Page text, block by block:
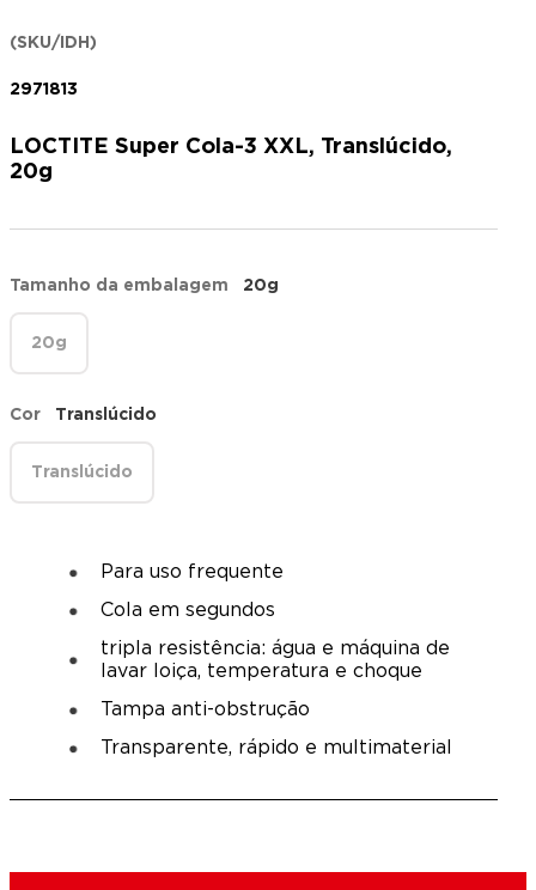
(SKU/IDH)
2971813
LOCTITE Super Cola-3 XXL, Translúcido,
20g
Tamanho da embalagem 20g
20g
Cor Translúcido
Translúcido
Para uso frequente
Cola em segundos
tripla resistência: água e máquina de
lavar loiça, temperatura e choque
Tampa anti-obstrução
Transparente, rápido e multimaterial